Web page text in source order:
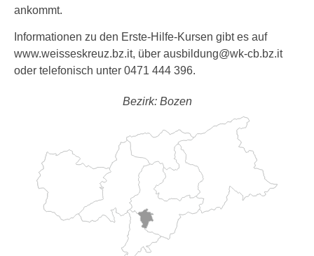
ankommt.
Informationen zu den Erste-Hilfe-Kursen gibt es auf
www.weisseskreuz.bz.it, über ausbildung@wk-cb.bz.it
oder telefonisch unter 0471 444 396.
Bezirk: Bozen